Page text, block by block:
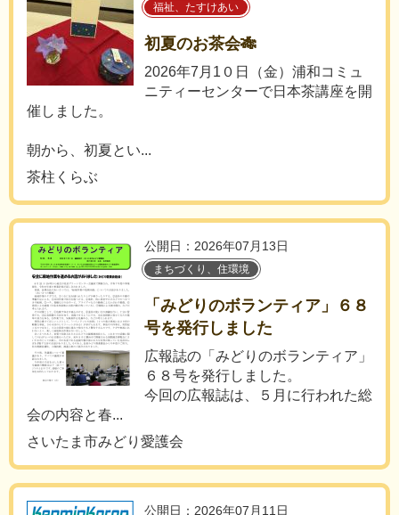
福祉、たすけあい
初夏のお茶会🎋
2026年7月1０日（金）浦和コミュ
ニティーセンターで日本茶講座を開
催しました。
朝から、初夏とい...
茶柱くらぶ
公開日：2026年07月13日
まちづくり、住環境
「みどりのボランティア」６８
号を発行しました
広報誌の「みどりのボランティア」
６８号を発行しました。
今回の広報誌は、５月に行われた総
会の内容と春...
さいたま市みどり愛護会
公開日：2026年07月11日